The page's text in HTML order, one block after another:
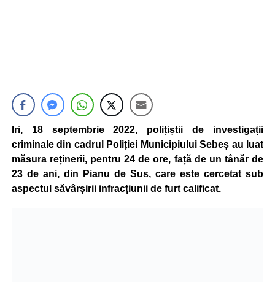
Iri, 18 septembrie 2022, polițiștii de investigații
criminale din cadrul Poliției Municipiului Sebeș au luat
măsura reținerii, pentru 24 de ore, față de un tânăr de
23 de ani, din Pianu de Sus, care este cercetat sub
aspectul săvârșirii infracțiunii de furt calificat.